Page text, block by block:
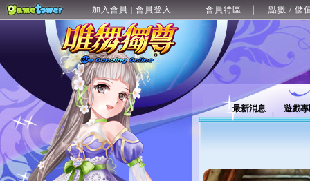
加入會員 | 會員登入 會員特區 點數 / 儲
最新消息 遊戲